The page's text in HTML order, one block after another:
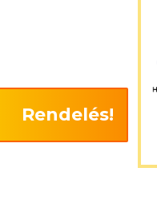
Rendelés!